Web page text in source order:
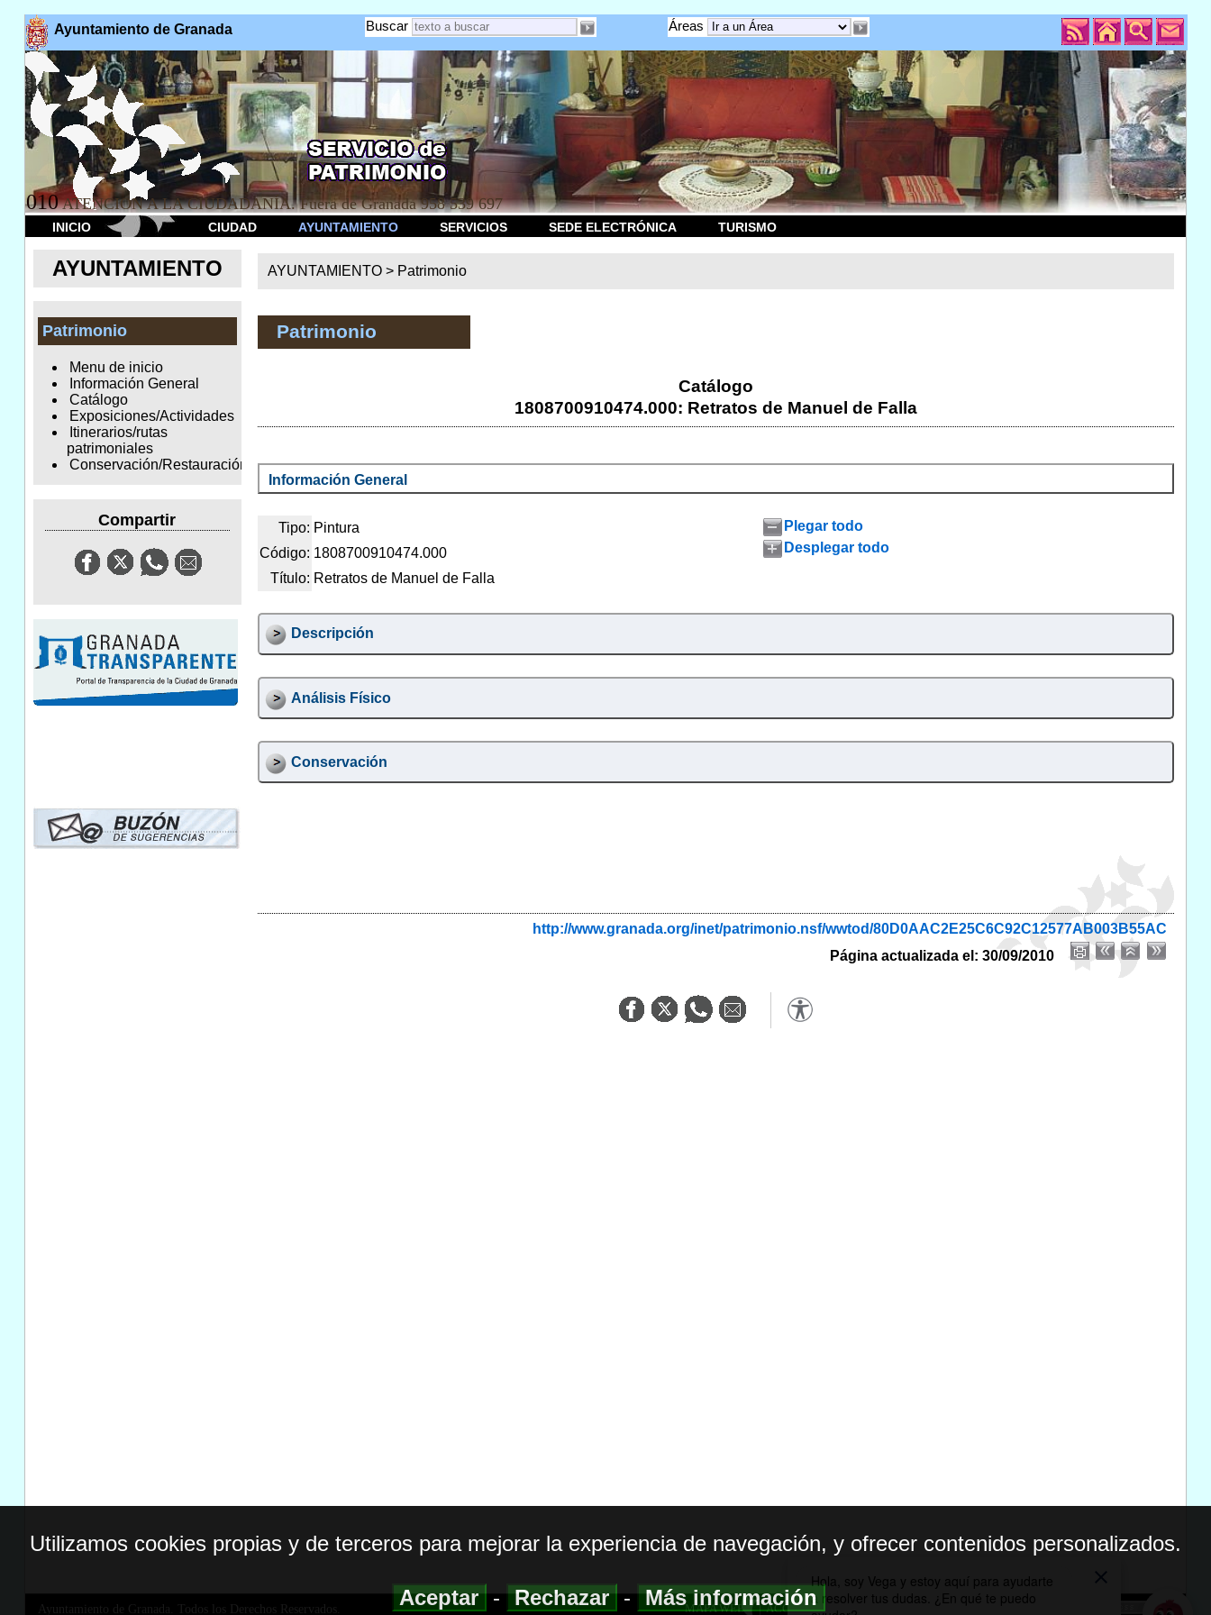
Ayuntamiento de Granada Áreas
Buscar
010 ATENCION A LA CIUDADANÍA. Fuera de Granada 958 539 697
INICIO CIUDAD AYUNTAMIENTO SERVICIOS SEDE ELECTRÓNICA TURISMO
AYUNTAMIENTO
Patrimonio
Menu de inicio
Información General
Catálogo
Exposiciones/Actividades
Itinerarios/rutas
patrimoniales
Conservación/Restauración
Compartir
AYUNTAMIENTO > Patrimonio
Patrimonio
Catálogo
1808700910474.000: Retratos de Manuel de Falla
Información General
Tipo: Pintura
Código: 1808700910474.000
Título: Retratos de Manuel de Falla
Plegar todo
Desplegar todo
Descripción
Análisis Físico
Conservación
http://www.granada.org/inet/patrimonio.nsf/wwtod/80D0AAC2E25C6C92C12577AB003B55AC
Página actualizada el: 30/09/2010
Ayuntamiento de Granada. Todos los Derechos Reservados. MAPA WEB|ACCESIBILIDAD
Utilizamos cookies propias y de terceros para mejorar la experiencia de navegación, y ofrecer contenidos personalizados.
Aceptar-Rechazar-Más información